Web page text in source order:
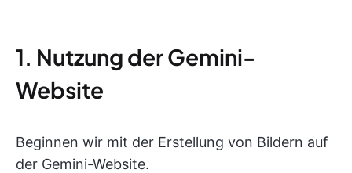
1. Nutzung der Gemini-
Website
Beginnen wir mit der Erstellung von Bildern auf
der Gemini-Website.